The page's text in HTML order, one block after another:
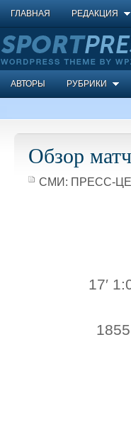
ГЛАВНАЯ РЕДАКЦИЯ
АВТОРЫ РУБРИКИ
Обзор
СМИ: ПРЕСС-
17′